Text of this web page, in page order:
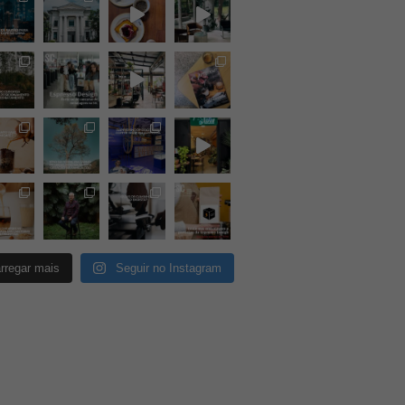
mais Seguir no Instagram